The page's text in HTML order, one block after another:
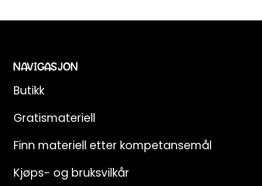
NAVIGASJON
Butikk
Gratismateriell
Finn materiell etter kompetansemål
Kjøps- og bruksvilkår